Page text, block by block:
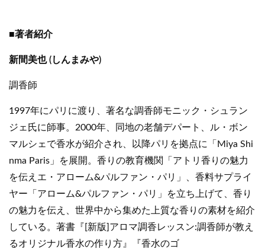
■著者紹介
新間美也 (しんまみや)
調香師
1997年にパリに渡り、著名な調香師モニック・シュラン
ジェ氏に師事。2000年、同地の老舗デパート、ル・ボン
マルシェで香水が紹介され、以降パリを拠点に「Miya Shi
nma Paris」を展開。香りの教育機関「アトリ香りの魅力
を伝えエ・アローム&パルファン・パリ」、香料サプライ
ヤー「アローム&パルファン・パリ」を立ち上げて、香り
の魅力を伝え、世界中から集めた上質な香りの素材を紹介
している。著書『[新版]アロマ調香レッスン:調香師が教え
るオリジナル香水の作り方』『香水のゴ